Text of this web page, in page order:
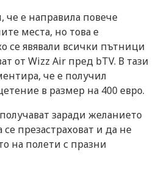
е направила повече
места, но това е
се явявали всички пътници
от Wizz Air пред bTV. В тази
че е получил
в размер на 400 евро.
заради желанието
презастраховат и да не
на полети с празни